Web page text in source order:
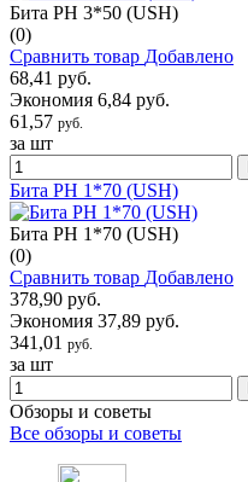
Бита РН 3*50 (USH)
(0)
Сравнить товар Добавлено
68,41 руб.
Экономия 6,84 руб.
61,57 руб.
за шт
Бита РН 1*70 (USH)
Бита РН 1*70 (USH)
(0)
Сравнить товар Добавлено
378,90 руб.
Экономия 37,89 руб.
341,01 руб.
за шт
Обзоры и советы
Все обзоры и советы